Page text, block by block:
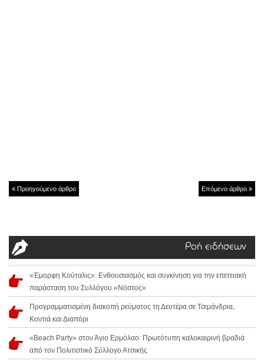
Προηγούμενο άρθρο Επόμενο άρθρο
Ροή ειδήσεων
«Έμορφη Κούταλις»: Ενθουσιασμός και συγκίνηση για την επετειακή
παράσταση του Συλλόγου «Νόστος»
Προγραμματισμένη διακοπή ρεύματος τη Δευτέρα σε Τσιμάνδρια,
Κοντιά και Διαπόρι
«Beach Party» στον Άγιο Ερμόλαο: Πρωτότυπη καλοκαιρινή βραδιά
από τον Πολιτιστικό Σύλλογο Ατσικής